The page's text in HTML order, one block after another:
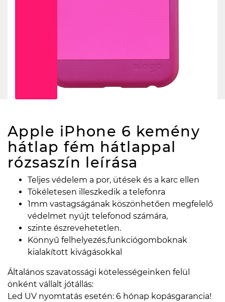
Apple iPhone 6 kemény
hátlap fém hátlappal
rózsaszín leírása
Teljes védelem a por, ütések és a karc ellen
Tökéletesen illeszkedik a telefonra
1mm vastagságának köszönhetően megfelelő
védelmet nyújt telefonod számára,
szinte észrevehetetlen.
Könnyű felhelyezés,funkciógomboknak
kialakított kivágásokkal
Általános szavatossági kötelességeinken felül
önként vállalt jótállás:
Led UV nyomtatás esetén: 6 hónap kopásgarancia!